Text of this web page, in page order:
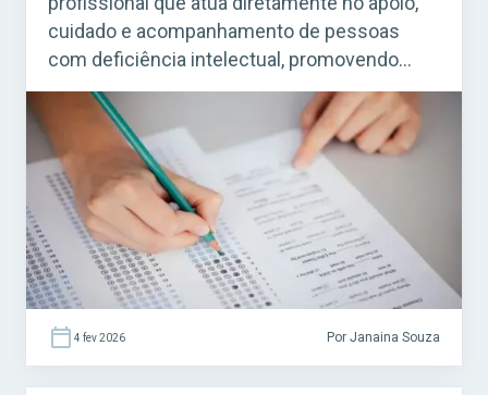
cuidado e acompanhamento de pessoas
com deficiência intelectual, promovendo
inclusão, autonomia e qualidade de vida. O
cargo é comum em concursos públicos das
áreas de saúde, assistência social e
educação, principalmente em prefeituras e
governos estaduais. Acesse agora o Curso
Grátis INSS 2026! […]
4 fev 2026 Por Janaina Souza